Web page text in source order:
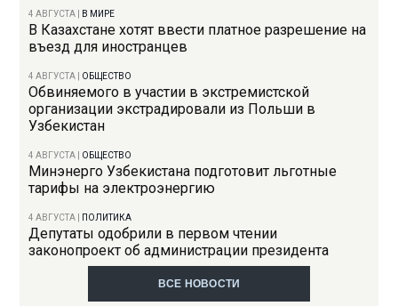
4 АВГУСТА В МИРЕ
В Казахстане хотят ввести платное разрешение на
въезд для иностранцев
4 АВГУСТА ОБЩЕСТВО
Обвиняемого в участии в экстремистской
организации экстрадировали из Польши в
Узбекистан
4 АВГУСТА ОБЩЕСТВО
Минэнерго Узбекистана подготовит льготные
тарифы на электроэнергию
4 АВГУСТА ПОЛИТИКА
Депутаты одобрили в первом чтении
законопроект об администрации президента
ВСЕ НОВОСТИ